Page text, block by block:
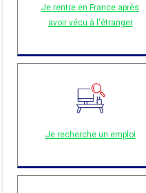
Je rentre en France après
avoir vécu à l'étranger
Je recherche un emploi